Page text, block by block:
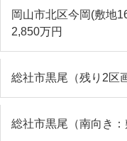
岡山市北区今岡(敷地
2,850万円
総社市黒尾（残り2区
総社市黒尾（南向き